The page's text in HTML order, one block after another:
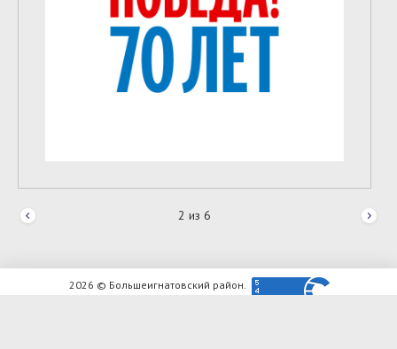
2 из 6
2026 © Большеигнатовский район.